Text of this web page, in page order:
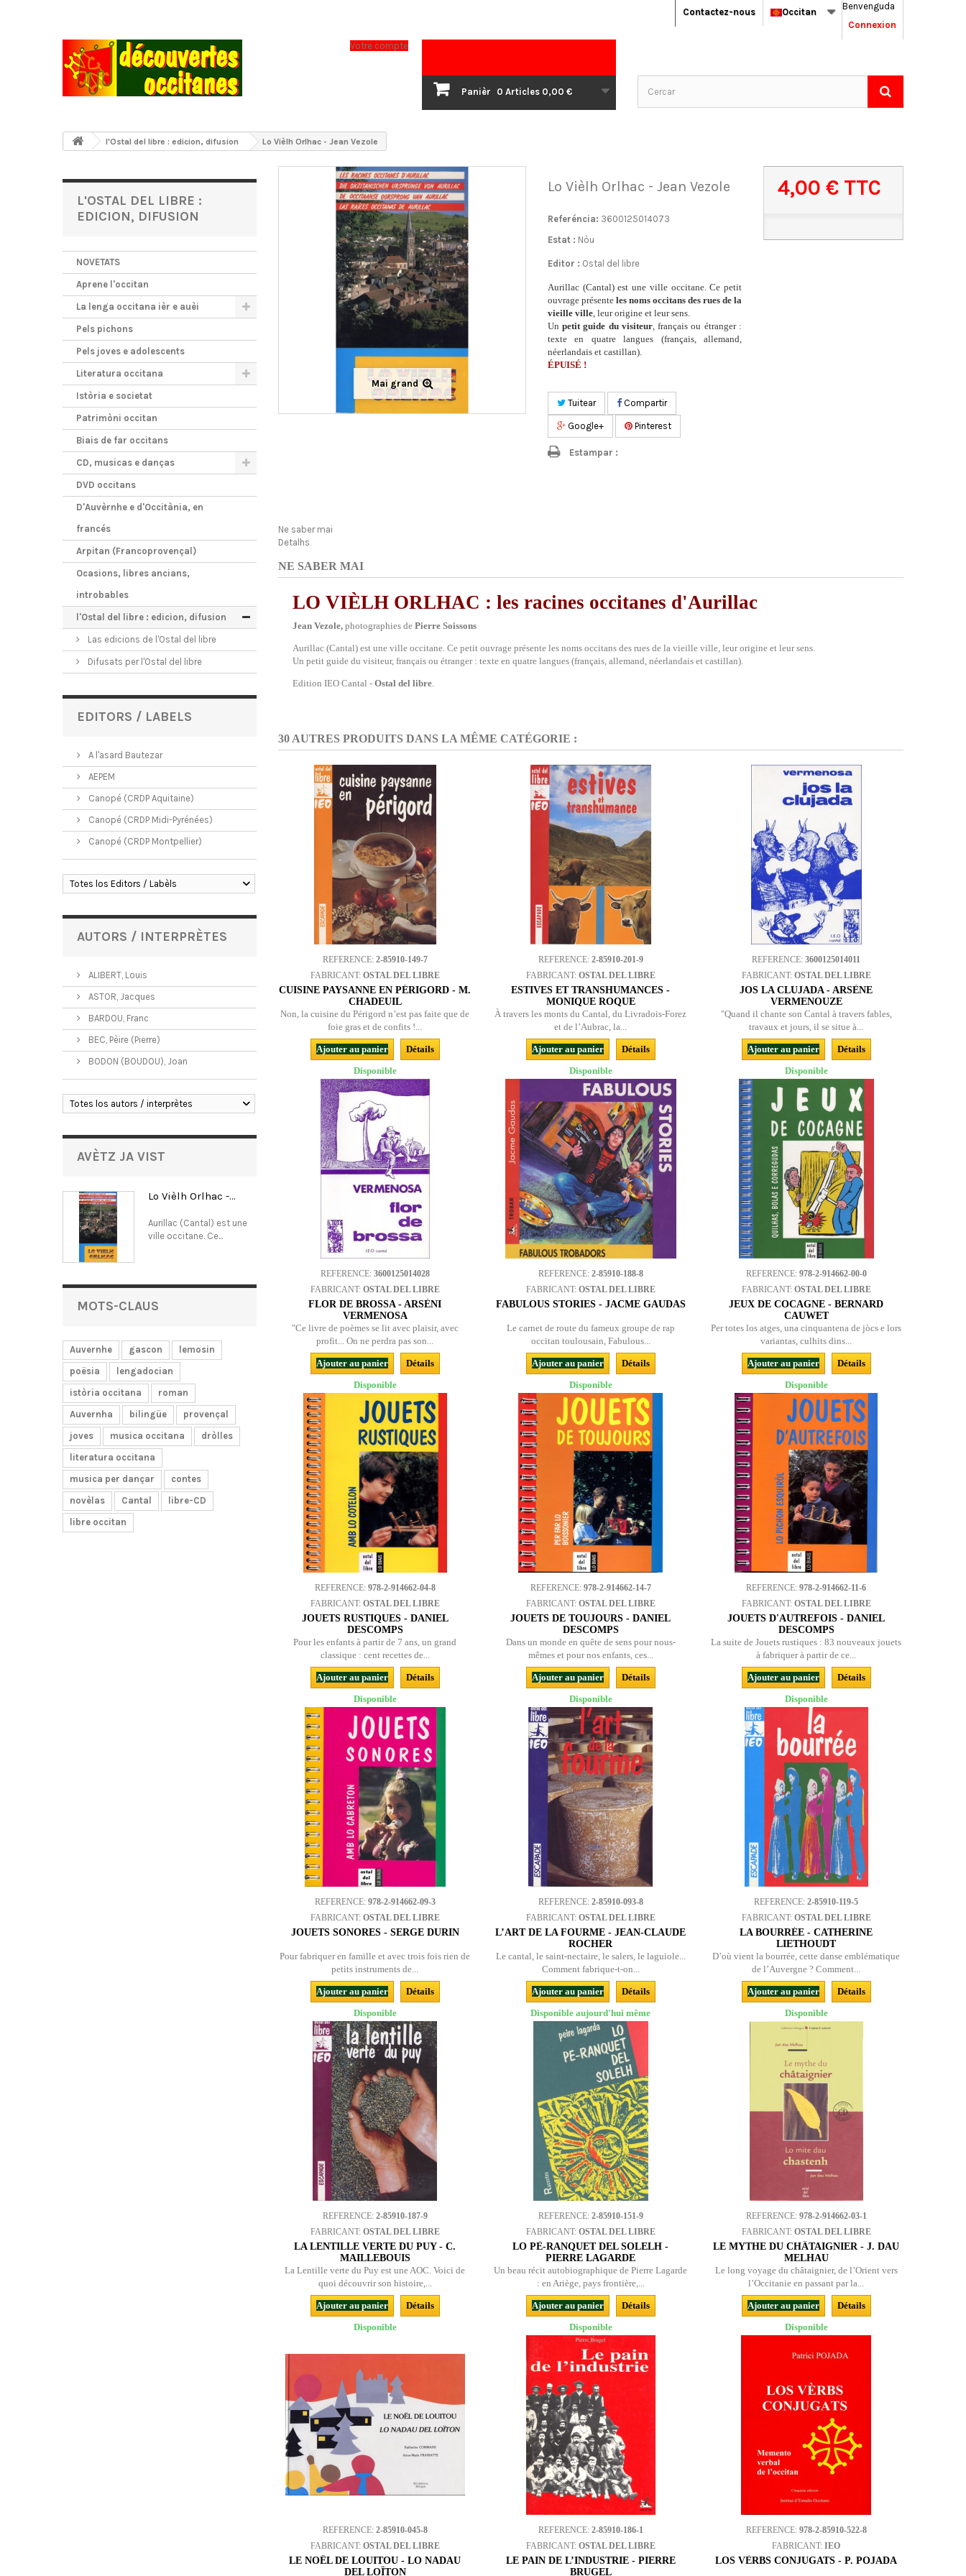
Benvenguda
Connexion
Occitan
Contactez-nous
Panièr 0 Articles 0,00 €
Votre compte
l'Ostal del libre : edicion, difusion Lo Vièlh Orlhac - Jean Vezole
L'OSTAL DEL LIBRE :
EDICION, DIFUSION
NOVETATS
Aprene l'occitan
La lenga occitana ièr e auèi
Pels pichons
Pels joves e adolescents
Literatura occitana
Istòria e societat
Patrimòni occitan
Biais de far occitans
CD, musicas e danças
DVD occitans
D'Auvèrnhe e d'Occitània, en
francés
Arpitan (Francoprovençal)
Ocasions, libres ancians,
introbables
l'Ostal del libre : edicion, difusion
Las edicions de l'Ostal del libre
Difusats per l'Ostal del libre
EDITORS / LABELS
A l'asard Bautezar
AEPEM
Canopé (CRDP Aquitaine)
Canopé (CRDP Midi-Pyrénées)
Canopé (CRDP Montpellier)
Totes los Editors / Labèls
AUTORS / INTERPRÈTES
ALIBERT, Louis
ASTOR, Jacques
BARDOU, Franc
BEC, Pèire (Pierre)
BODON (BOUDOU), Joan
Totes los autors / interprètes
AVÈTZ JA VIST
Lo Vièlh Orlhac -...
Aurillac (Cantal) est une
ville occitane. Ce...
MOTS-CLAUS
Auvernhe gascon
lemosin
poësia
lengadocian
istòria occitana
roman
Auvernha
bilingüe
provençal
joves
musica occitana
dròlles
literatura occitana
musica per dançar
contes
novèlas
Cantal
libre-CD
libre occitan
Mai grand
Lo Vièlh Orlhac - Jean Vezole
Referéncia: 3600125014073
Estat : Nòu
Editor : Ostal del libre
Aurillac (Cantal) est une ville occitane. Ce petit
ouvrage présente les noms occitans des rues de la
vieille ville, leur origine et leur sens.
Unpetit guide du visiteur, français ou étranger :
texte en quatre langues (français, allemand,
néerlandais et castillan).
ÉPUISÉ !
Tuitear Compartir
Google+ Pinterest
Estampar :
4,00 €TTC
Ne saber mai
Detalhs
NE SABER MAI
LO VIÈLH ORLHAC : les racines occitanes d'Aurillac
Jean Vezole, photographies de Pierre Soissons
Aurillac (Cantal) est une ville occitane. Ce petit ouvrage présente les noms occitans des rues de la vieille ville, leur origine et leur sens.
Un petit guide du visiteur, français ou étranger : texte en quatre langues (français, allemand, néerlandais et castillan).
Edition IEO Cantal - Ostal del libre.
30 AUTRES PRODUITS DANS LA MÊME CATÉGORIE :
REFERENCE: 2-85910-149-7
FABRICANT: OSTAL DEL LIBRE
CUISINE PAYSANNE EN PÉRIGORD - M.
CHADEUIL
Non, la cuisine du Périgord n’est pas faite que de
foie gras et de confits !...
Ajouter au panier
Détails
Disponible
REFERENCE: 2-85910-201-9
FABRICANT: OSTAL DEL LIBRE
ESTIVES ET TRANSHUMANCES -
MONIQUE ROQUE
À travers les monts du Cantal, du Livradois-Forez
et de l’Aubrac, la...
Ajouter au panier
Détails
Disponible
REFERENCE:3600125014011
FABRICANT: OSTAL DEL LIBRE
JOS LA CLUJADA - ARSÈNE
VERMENOUZE
"Quand il chante son Cantal à travers fables,
travaux et jours, il se situe à...
Ajouter au panier
Détails
Disponible
REFERENCE: 3600125014028
FABRICANT: OSTAL DEL LIBRE
FLOR DE BROSSA - ARSÈNI
VERMENOSA
"Ce livre de poèmes se lit avec plaisir, avec
profit... On ne perdra pas son...
Ajouter au panier
Détails
Disponible
REFERENCE: 2-85910-188-8
FABRICANT: OSTAL DEL LIBRE
FABULOUS STORIES - JACME GAUDAS
Le carnet de route du fameux groupe de rap
occitan toulousain, Fabulous...
Ajouter au panier
Détails
Disponible
REFERENCE: 978-2-914662-00-0
FABRICANT: OSTAL DEL LIBRE
JEUX DE COCAGNE - BERNARD
CAUWET
Per totes los atges, una cinquantena de jòcs e lors
variantas, culhits dins...
Ajouter au panier
Détails
Disponible
REFERENCE: 978-2-914662-04-8
FABRICANT: OSTAL DEL LIBRE
JOUETS RUSTIQUES - DANIEL
DESCOMPS
Pour les enfants à partir de 7 ans, un grand
classique : cent recettes de...
Ajouter au panier
Détails
Disponible
REFERENCE: 978-2-914662-14-7
FABRICANT: OSTAL DEL LIBRE
JOUETS DE TOUJOURS - DANIEL
DESCOMPS
Dans un monde en quête de sens pour nous-
mêmes et pour nos enfants, ces...
Ajouter au panier
Détails
Disponible
REFERENCE:978-2-914662-11-6
FABRICANT: OSTAL DEL LIBRE
JOUETS D'AUTREFOIS - DANIEL
DESCOMPS
La suite de Jouets rustiques : 83 nouveaux jouets
à fabriquer à partir de ce...
Ajouter au panier
Détails
Disponible
REFERENCE: 978-2-914662-09-3
FABRICANT: OSTAL DEL LIBRE
JOUETS SONORES - SERGE DURIN
Pour fabriquer en famille et avec trois fois rien de
petits instruments de...
Ajouter au panier
Détails
Disponible
REFERENCE: 2-85910-093-8
FABRICANT: OSTAL DEL LIBRE
L’ART DE LA FOURME - JEAN-CLAUDE
ROCHER
Le cantal, le saint-nectaire, le salers, le laguiole...
Comment fabrique-t-on...
Ajouter au panier
Détails
Disponible aujourd'hui même
REFERENCE:2-85910-119-5
FABRICANT: OSTAL DEL LIBRE
LA BOURRÉE - CATHERINE
LIETHOUDT
D’où vient la bourrée, cette danse emblématique
de l’Auvergne ? Comment...
Ajouter au panier
Détails
Disponible
REFERENCE: 2-85910-187-9
FABRICANT: OSTAL DEL LIBRE
LA LENTILLE VERTE DU PUY - C.
MAILLEBOUIS
La Lentille verte du Puy est une AOC. Voici de
quoi découvrir son histoire,...
Ajouter au panier
Détails
Disponible
REFERENCE: 2-85910-151-9
FABRICANT: OSTAL DEL LIBRE
LO PÈ-RANQUET DEL SOLELH -
PIERRE LAGARDE
Un beau récit autobiographique de Pierre Lagarde
: en Ariège, pays frontière,...
Ajouter au panier
Détails
Disponible
REFERENCE: 978-2-914662-03-1
FABRICANT: OSTAL DEL LIBRE
LE MYTHE DU CHÂTAIGNIER - J. DAU
MELHAU
Le long voyage du châtaignier, de l’Orient vers
l’Occitanie en passant par la...
Ajouter au panier
Détails
Disponible
REFERENCE: 2-85910-045-8
FABRICANT: OSTAL DEL LIBRE
LE NOËL DE LOUITOU - LO NADAU
DEL LOÏTON
REFERENCE: 2-85910-186-1
FABRICANT: OSTAL DEL LIBRE
LE PAIN DE L’INDUSTRIE - PIERRE
BRUGEL
REFERENCE: 978-2-85910-522-8
FABRICANT:IEO
LOS VÈRBS CONJUGATS - P. POJADA